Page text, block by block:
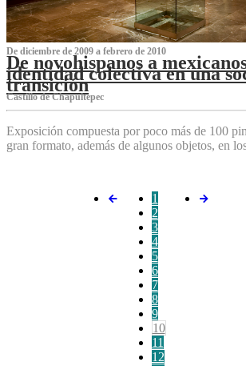
De diciembre de 2009 a febrero de 2010
De novohispanos a
identidad colectiva en una
transición
Castillo de Chapultepec
Exposición compuesta por poco más de 100
gran formato, además de algunos objetos, en
1
2
3
4
5
6
7
8
9
10
11
12